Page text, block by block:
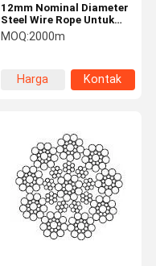
12mm Nominal Diameter
Steel Wire Rope Untuk
Lift 9 Strand
MOQ:2000m
Harga
Kontak